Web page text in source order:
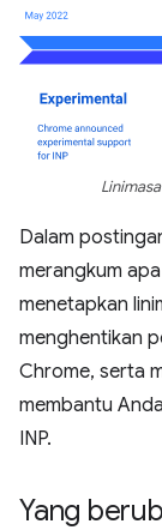
Dalam
merangkum
menetapkan
menghentikan
Chrome, serta
membantu
INP.
Yang